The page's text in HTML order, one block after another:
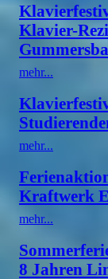
Klavier-
mehr...
mehr...
Kraftwerk
mehr...
8 Jahren